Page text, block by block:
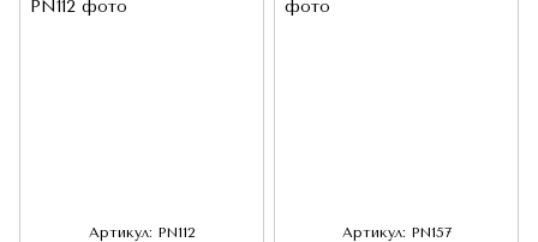
Артикул: PN112 Артикул: PN157